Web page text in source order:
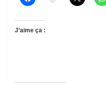
J’aime ça :